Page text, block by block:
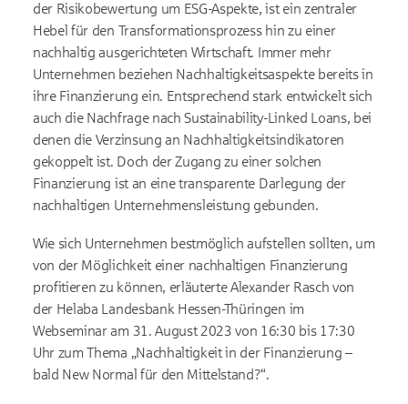
der Risikobewertung um ESG-Aspekte, ist ein zentraler
Hebel für den Transformationsprozess hin zu einer
nachhaltig ausgerichteten Wirtschaft. Immer mehr
Unternehmen beziehen Nachhaltigkeitsaspekte bereits in
ihre Finanzierung ein. Entsprechend stark entwickelt sich
auch die Nachfrage nach Sustainability-Linked Loans, bei
denen die Verzinsung an Nachhaltigkeitsindikatoren
gekoppelt ist. Doch der Zugang zu einer solchen
Finanzierung ist an eine transparente Darlegung der
nachhaltigen Unternehmensleistung gebunden.
Wie sich Unternehmen bestmöglich aufstellen sollten, um
von der Möglichkeit einer nachhaltigen Finanzierung
profitieren zu können, erläuterte Alexander Rasch von
der Helaba Landesbank Hessen-Thüringen im
Webseminar am 31. August 2023 von 16:30 bis 17:30
Uhr zum Thema „Nachhaltigkeit in der Finanzierung –
bald New Normal für den Mittelstand?“.